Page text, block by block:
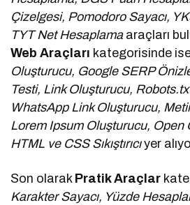
Çizelgesi, Pomodoro Sayacı,
TYT Net Hesaplamaaraçları
Web Araçları kategorisinde
Oluşturucu, Google SERP
Testi, Link Oluşturucu,
WhatsApp Link Oluşturucu,
Lorem Ipsum Oluşturucu, Open
HTML ve CSS Sıkıştırıcıyer
Son olarak Pratik Araçlar
Karakter Sayacı, Yüzde